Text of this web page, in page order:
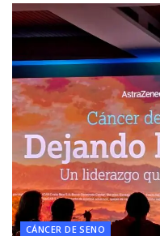
CÁNCER DE SENO